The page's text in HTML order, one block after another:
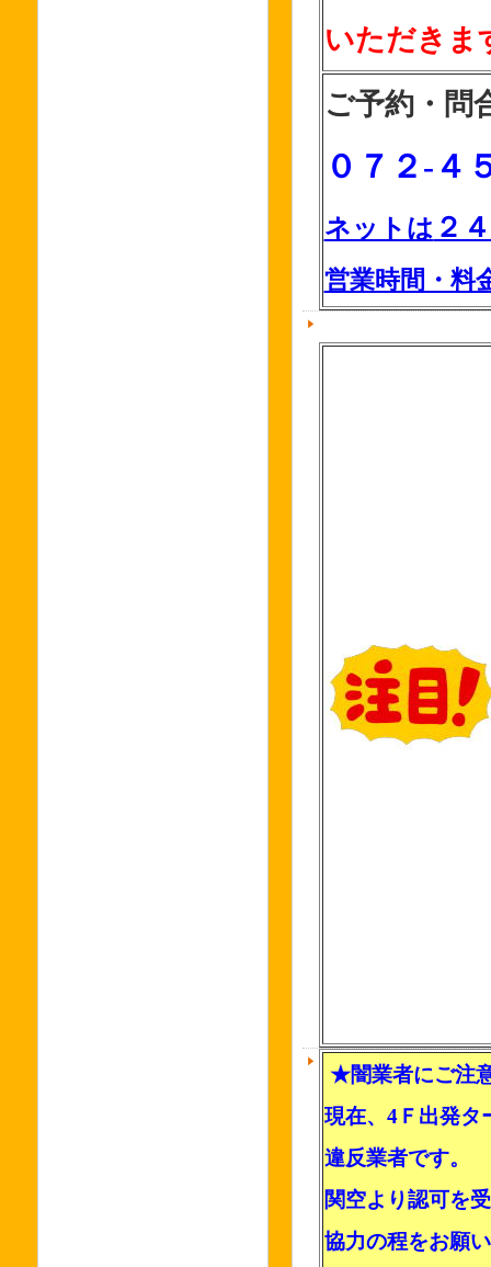
いただきま
ご予約・問
０７２-４
ネットは ２
営業時間・料
★闇業者にご注
現在、4Ｆ出発タ
違反業者です。
関空より認可を
協力の程をお願